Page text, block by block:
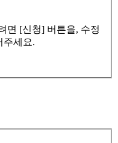
면 [신청] 버튼을, 수정
주세요.